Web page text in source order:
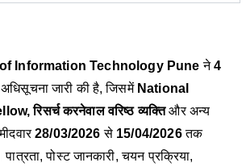
Information Technology Pune ने4
अधिसूचना जारी की है, जिसमें National
रिसर्च करनेवाल वरिष्ठ व्यक्तिऔर अन्य
28/03/2026 से 15/04/2026तक
पोस्ट जानकारी, चयन प्रक्रिया,